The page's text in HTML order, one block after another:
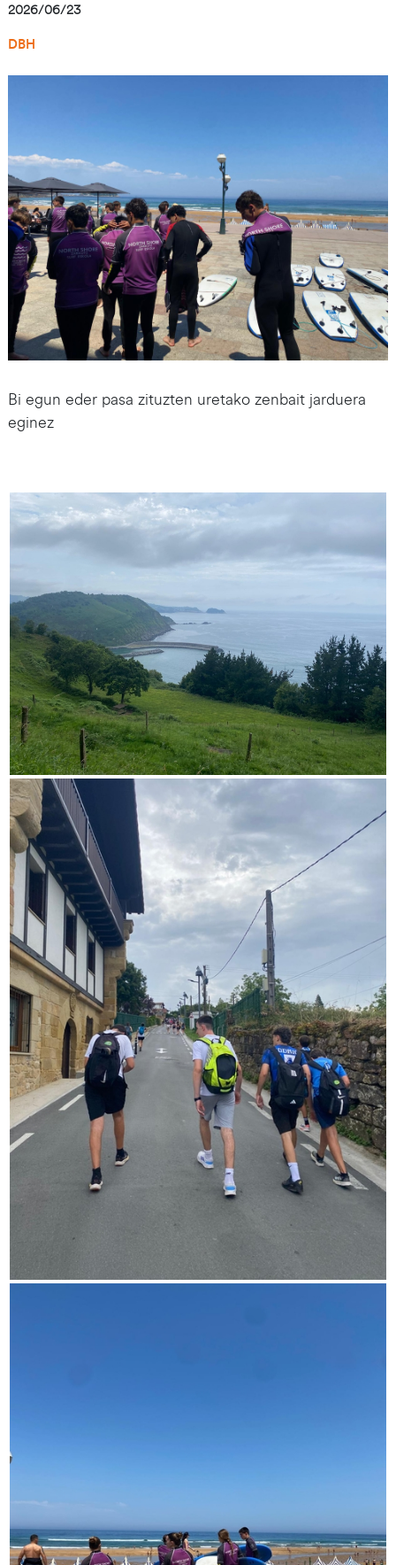
2026/06/23
DBH
Bi egun eder pasa zituzten uretako zenbait jarduera
eginez